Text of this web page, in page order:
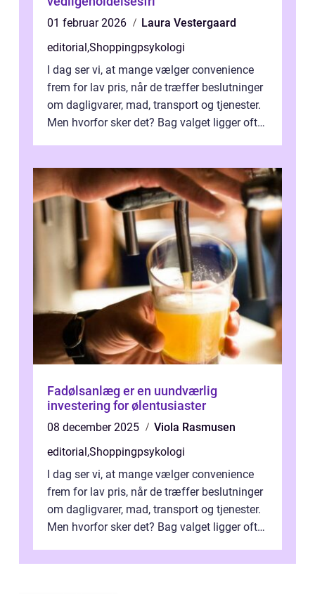
01 februar 2026
Laura Vestergaard
editorial,Shoppingpsykologi
I dag ser vi, at mange vælger convenience
frem for lav pris, når de træffer beslutninger
om dagligvarer, mad, transport og tjenester.
Men hvorfor sker det? Bag valget ligger ofte
Fadølsanlæg er en uundværlig
investering for ølentusiaster
08 december 2025
Viola Rasmusen
editorial,Shoppingpsykologi
I dag ser vi, at mange vælger convenience
frem for lav pris, når de træffer beslutninger
om dagligvarer, mad, transport og tjenester.
Men hvorfor sker det? Bag valget ligger ofte